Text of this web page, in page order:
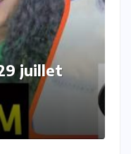
2026